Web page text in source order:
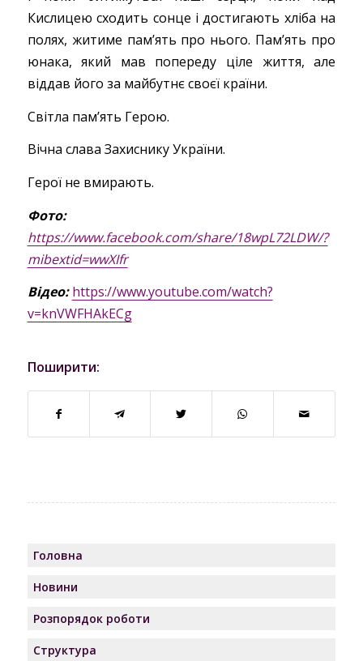
Кислицею сходить сонце і достигають хліба на
полях, житиме пам’ять про нього. Пам’ять про
юнака, який мав попереду ціле життя, але
віддав його за майбутнє своєї країни.
Світла пам’ять Герою.
Вічна слава Захиснику України.
Герої не вмирають.
Фото:
https://www.facebook.com/share/18wpL72LDW/?
mibextid=wwXIfr
Відео: https://www.youtube.com/watch?
v=knVWFHAkECg
Поширити:
Головна
Новини
Розпорядок роботи
Структура